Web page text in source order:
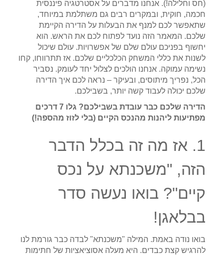
(חס וחלילה!). אנחנו מדברים על אסטרטגיה פיננסית
חכמה, חוקית, ובמקרים רבים גם משתלמת במיוחד,
שתאפשר לכם למנף את הבעלות על הדירה הקיימת
שלכם. המאמר הזה נועד לפתוח לכם את הראש. הוא
יחשוף בפניכם עולם שלם של אפשרויות. עולם שיכול
לשנות את כללי המשחק הכלכליים שלכם. אז תתרווחו, קחו
נשימה עמוקה. אנחנו הולכים לצלול יחד לעומק. נסביר
הכל, נפריך מיתוסים, ובעיקר – נראה לכם איך הדירה
שלכם יכולה לעבוד קשה יותר, בשבילכם.
הדירה שלכם כבר עובדת בשבילכם? גלו 7 דרכים
מפתיעות ליהנות מהנכס הקיים (בלי לזוז מהספה!)
1. אז מה זה בכלל הדבר
הזה, "משכנתא על נכס
קיים"? בואו נעשה סדר
בבלאגן!
בואו נודה באמת. המילה "משכנתא" לבדה כבר גורמת לנו
להרגיש קצת כבדים. היא מעלה אסוציאציות של חתימות